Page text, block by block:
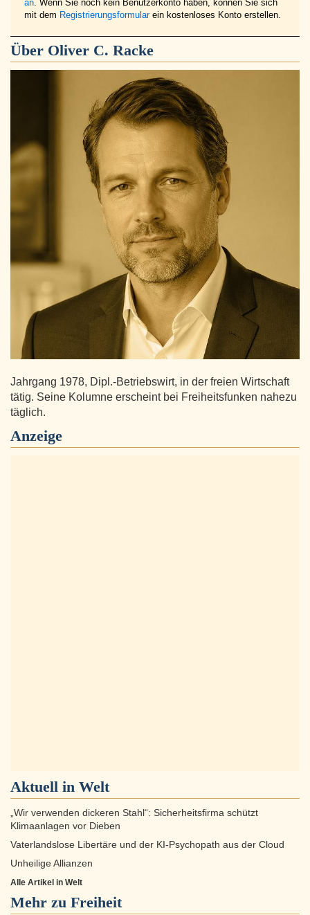
an . Wenn Sie noch kein Benutzerkonto haben, können Sie sich
mit dem Registrierungsformularein kostenloses Konto erstellen.
Über Oliver C. Racke
Jahrgang 1978, Dipl.-Betriebswirt, in der freien Wirtschaft
tätig. Seine Kolumne erscheint bei Freiheitsfunken nahezu
täglich.
Anzeige
Aktuell in Welt
„Wir verwenden dickeren Stahl“: Sicherheitsfirma schützt
Klimaanlagen vor Dieben
Vaterlandslose Libertäre und der KI-Psychopath aus der Cloud
Unheilige Allianzen
Alle Artikel in Welt
Mehr zu Freiheit